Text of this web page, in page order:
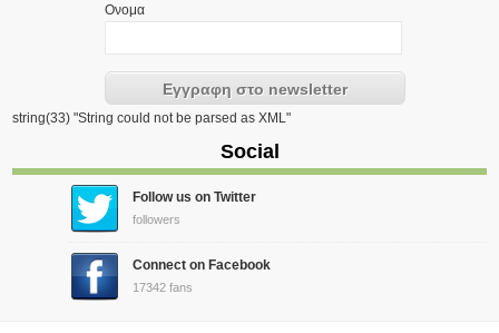
Ονομα
string(33) "String could not be parsed as XML"
Social
Follow us on Twitter
followers
Connect on Facebook
17342 fans